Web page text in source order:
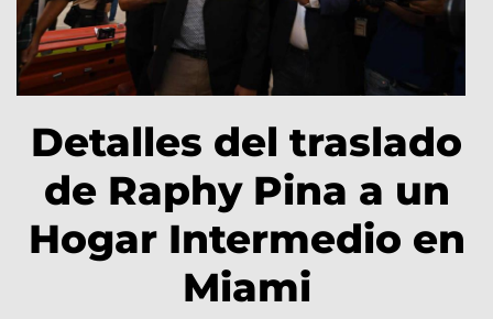
Detalles del traslado
de Raphy Pina a un
Hogar Intermedio en
Miami